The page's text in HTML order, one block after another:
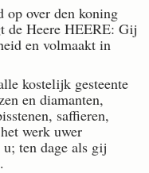
op over den koning
de Heere HEERE: Gij
en volmaakt in
kostelijk gesteente
en diamanten,
saffieren,
werk uwer
ten dage als gij